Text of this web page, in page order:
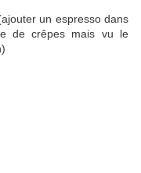
un espresso dans
de crêpes mais vu le